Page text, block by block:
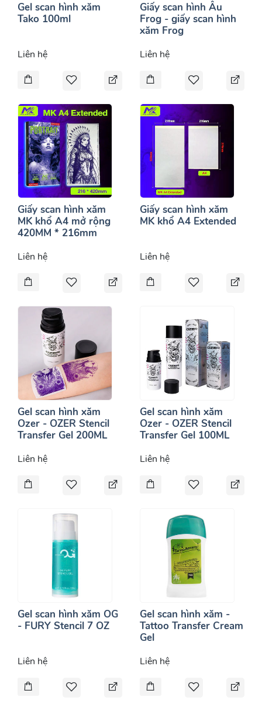
Gel scan hình xăm
Tako 100ml
Liên hệ
Giấy scan hình Âu
Frog - giấy scan hình
xăm Frog
Liên hệ
Giấy scan hình xăm
MK khổ A4 mở rộng
420MM * 216mm
Liên hệ
Giấy scan hình xăm
MK khổ A4 Extended
Liên hệ
Gel scan hình xăm
Ozer - OZER Stencil
Transfer Gel 200ML
Liên hệ
Gel scan hình xăm
Ozer - OZER Stencil
Transfer Gel 100ML
Liên hệ
Gel scan hình xăm OG
- FURY Stencil 7 OZ
Liên hệ
Gel scan hình xăm -
Tattoo Transfer Cream
Gel
Liên hệ